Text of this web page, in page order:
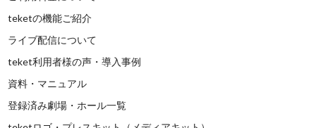
teketの機能ご紹介
ライブ配信について
teket利用者様の声・導入事例
資料・マニュアル
登録済み劇場・ホール一覧